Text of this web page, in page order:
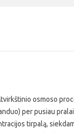
osmoso
per pusiau
tirpalą,